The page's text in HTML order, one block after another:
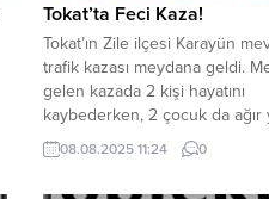
Tokat’ta Feci Kaza!
Tokat’ın Zile ilçesi Karayün
trafik kazası meydana geldi.
gelen kazada 2 kişi hayatını
kaybederken, 2 çocuk da ağır
Kaza Tokat’ın Zile ilçesi Karayün
mevkiinde, sabah saatlerinde 2
08.08.2025 11:24 0